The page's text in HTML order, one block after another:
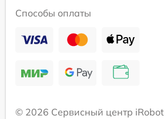
Способы оплаты
© 2026 Сервисный центр iRobot